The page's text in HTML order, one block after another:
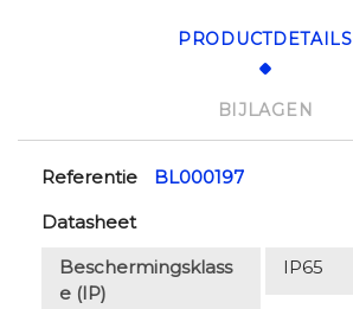
PRODUCTDETAILS
BIJLAGEN
Referentie
BL000197
Datasheet
Beschermingsklass
E (IP)
IP65